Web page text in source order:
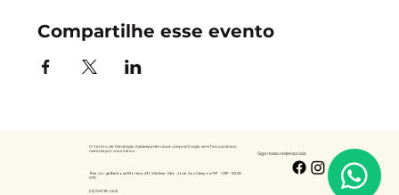
Compartilhe esse evento
O Centro de Meditação Kadampa Heruka é uma instituição sem fins lucrativos,
mantida por voluntários.
Rua Jorge Barbosa Moreira, 231, Vila Ema - São José dos Campos/SP -CEP: 12243-
070
(12) 99678-4631
Siga nossa redes sociais: